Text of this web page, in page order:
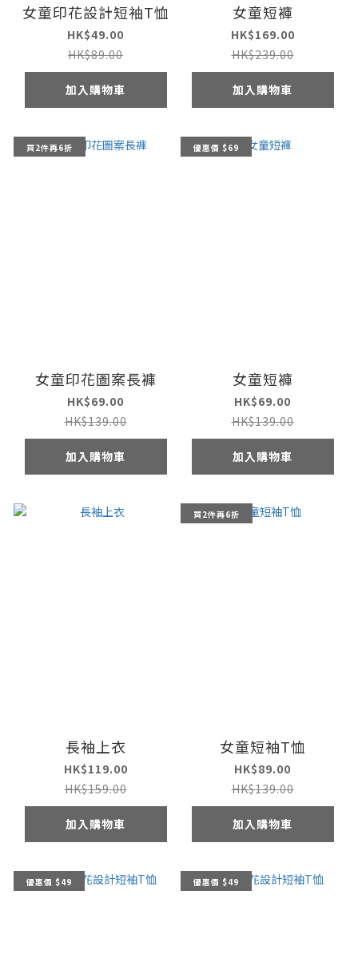
女童印花設計短袖T恤
HK$49.00
HK$89.00
加入購物車
女童短褲
HK$169.00
HK$239.00
加入購物車
買2件再6折
女童印花圖案長褲
HK$69.00
HK$139.00
加入購物車
優惠價 $69
女童短褲
HK$69.00
HK$139.00
加入購物車
長袖上衣
HK$119.00
HK$159.00
加入購物車
買2件再6折
女童短袖T恤
HK$89.00
HK$139.00
加入購物車
優惠價 $49 優惠價 $49